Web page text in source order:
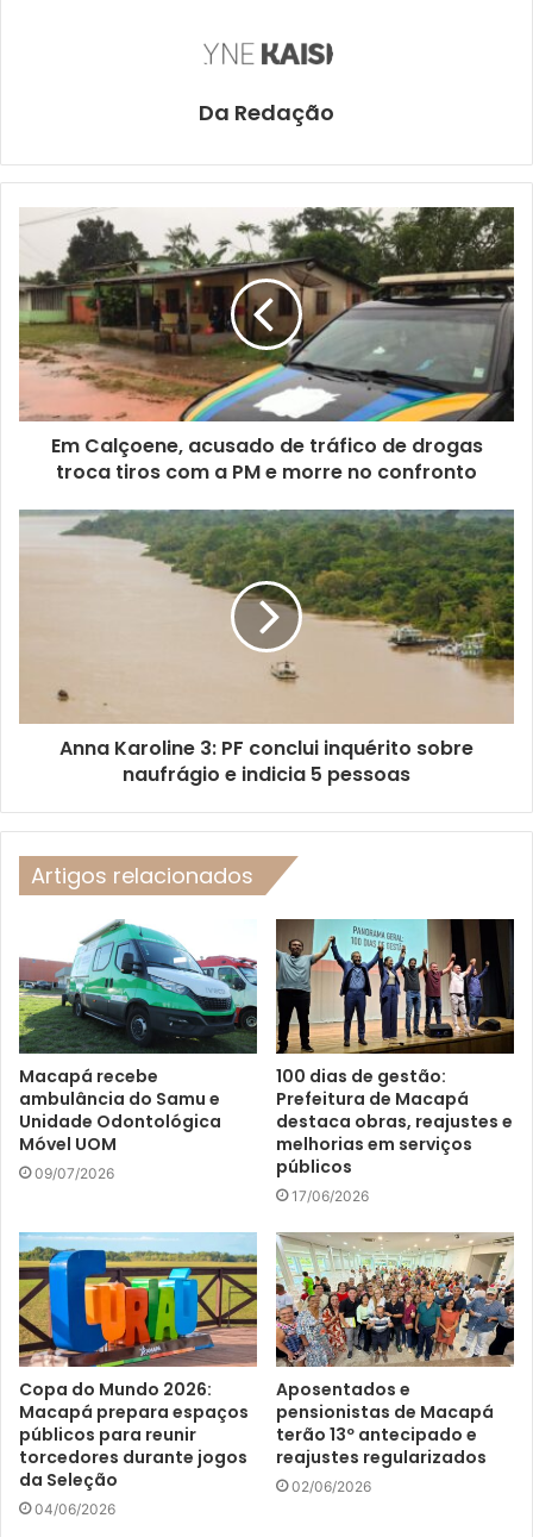
Da Redação
Em Calçoene, acusado de tráfico de drogas
troca tiros com a PM e morre no confronto
Anna Karoline 3: PF conclui inquérito sobre
naufrágio e indicia 5 pessoas
Artigos relacionados
Macapá recebe
ambulância do Samu e
Unidade Odontológica
Móvel UOM
09/07/2026
100 dias de gestão:
Prefeitura de Macapá
destaca obras, reajustes e
melhorias em serviços
públicos
17/06/2026
Copa do Mundo 2026:
Macapá prepara espaços
públicos para reunir
torcedores durante jogos
da Seleção
04/06/2026
Aposentados e
pensionistas de Macapá
terão 13º antecipado e
reajustes regularizados
02/06/2026